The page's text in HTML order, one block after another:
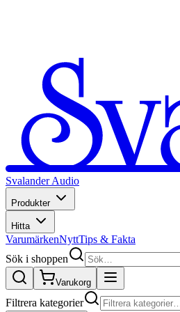
Svalander Audio
Produkter
Hitta
VarumärkenNyttTips & Fakta
Sök i shoppen
Varukorg
Filtrera kategorier